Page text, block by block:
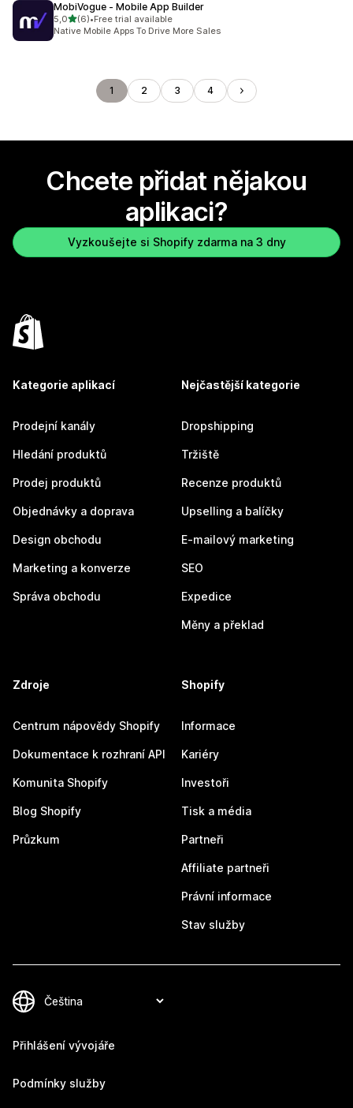
MobiVogue ‑ Mobile App Builder
5,0z 5 hvězd
(6)
Celkový počet recenzí: 6
•Free trial available
Native Mobile Apps To Drive More Sales
1 2 3 4
Chcete přidat nějakou
aplikaci?
Vyzkoušejte si Shopify zdarma na 3 dny
Kategorie aplikací
Prodejní kanály
Hledání produktů
Prodej produktů
Objednávky a doprava
Design obchodu
Marketing a konverze
Správa obchodu
Nejčastější kategorie
Dropshipping
Tržiště
Recenze produktů
Upselling a balíčky
E-mailový marketing
SEO
Expedice
Měny a překlad
Zdroje
Centrum nápovědy Shopify
Dokumentace k rozhraní API
Komunita Shopify
Blog Shopify
Průzkum
Shopify
Informace
Kariéry
Investoři
Tisk a média
Partneři
Affiliate partneři
Právní informace
Stav služby
Přihlášení vývojáře
Podmínky služby